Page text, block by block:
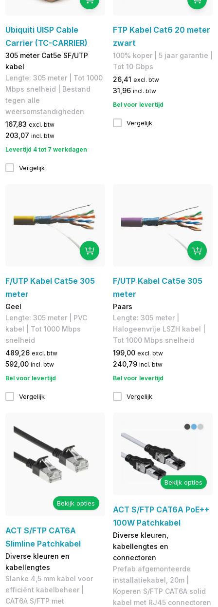
Ubiquiti UISP Cable
Carrier (TC-CARRIER)
305 meter Cat5e SF/UTP
kabel
Lengte: 305 meter​ | Tot 1000
Mbps snelheid | Bestand
tegen alle
weersomstandigheden
167,83 excl. btw
203,07 incl. btw
Levertijd 4 tot 7 werkdagen
Vergelijk
FTP Kabel Cat6 20 meter
zwart
100% koper​ | 5 jaar garantie |
Tot 10 Gbps
26,41 excl. btw
31,96 incl. btw
Bel voor levertijd
Vergelijk
F/UTP Kabel Cat5e 305
meter
Geel
Lengte: 305 meter | PVC
kabel | Tot 1000 Mbps
snelheid
489,26 excl. btw
592,00 incl. btw
Bel voor levertijd
Vergelijk
F/UTP Kabel Cat5e 305
meter
Paars
Lengte: 305 meter |
Halogeenvrije LSZH kabel |
Tot 1000 Mbps snelheid
199,00 excl. btw
240,79 incl. btw
Bel voor levertijd
Vergelijk
Bekijk opties
ACT S/FTP CAT6A
Slimline Patchkabel
Diverse kleuren en
kabellengtes
Slanke 4,5 mm kabel voor
efficiënt kabelbeheer |
CAT6A S/FTP met
Bekijk opties
ACT S/FTP CAT6A PoE++
100W Patchkabel
Diverse kleuren,
kabellengtes en
connectoren
Prefab afgemonteerde
installatiekabel, 20m |
Koperen S/FTP CAT6A solid
kabel met RJ45 connectoren